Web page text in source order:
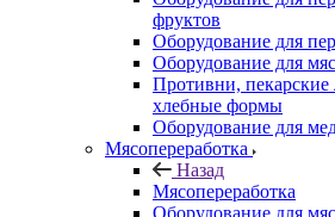
фруктов
Оборудование для
Оборудование для
Противни,
хлебные формы
Оборудование для
Мясопереработка
Назад
Мясопереработка
Оборудование для